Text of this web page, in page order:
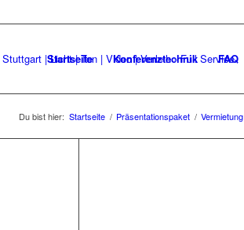
Startseite Konferenztechnik FAQ
Du bist hier: Startseite / Präsentationspaket / Vermietung